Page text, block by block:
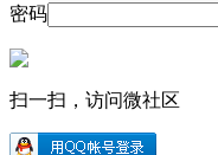
密码
扫一扫，访问微社区